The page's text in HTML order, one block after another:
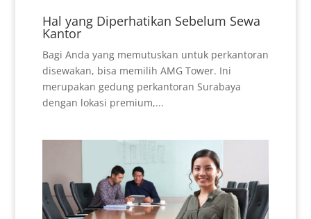
Hal yang Diperhatikan Sebelum Sewa
Kantor
Bagi Anda yang memutuskan untuk perkantoran
disewakan, bisa memilih AMG Tower. Ini
merupakan gedung perkantoran Surabaya
dengan lokasi premium,...